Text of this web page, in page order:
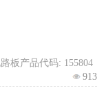
板产品代码: 155804
913